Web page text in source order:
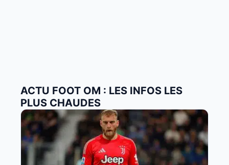
ACTU FOOT OM : LES INFOS LES
PLUS CHAUDES